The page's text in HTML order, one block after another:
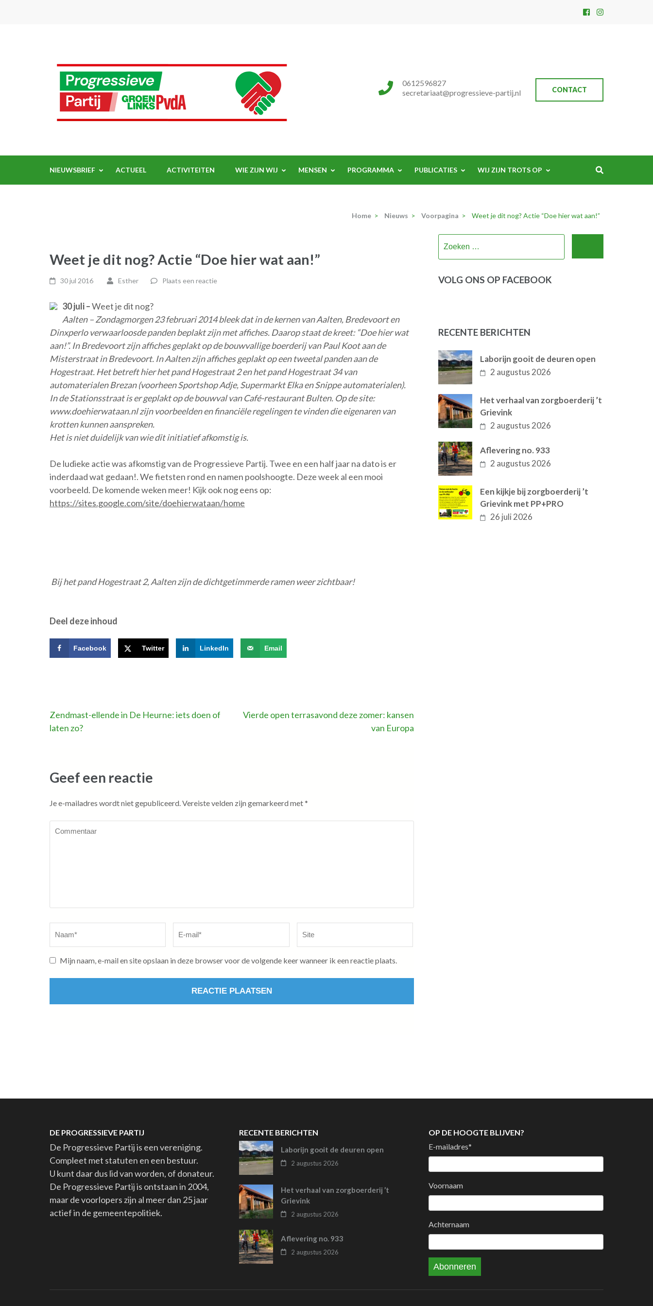
CONTACT
0612596827
secretariaat@progressieve-partij.nl
NIEUWSBRIEF ACTUEEL ACTIVITEITEN WIE ZIJN WIJ MENSEN PROGRAMMA PUBLICATIES WIJ ZIJN TROTS OP
Home > Nieuws > Voorpagina > Weet je dit nog? Actie “Doe hier wat aan!”
Weet je dit nog? Actie “Doe hier wat aan!”
30 jul 2016 Esther Plaats een reactie
30 juli –Weet je dit nog?
Aalten – Zondagmorgen 23 februari 2014 bleek dat in de kernen van Aalten, Bredevoort en
Dinxperlo verwaarloosde panden beplakt zijn met affiches. Daarop staat de kreet: “Doe hier wat
aan!”. In Bredevoort zijn affiches geplakt op de bouwvallige boerderij van Paul Koot aan de
Misterstraat in Bredevoort. In Aalten zijn affiches geplakt op een tweetal panden aan de
Hogestraat. Het betreft hier het pand Hogestraat 2 en het pand Hogestraat 34 van
automaterialen Brezan (voorheen Sportshop Adje, Supermarkt Elka en Snippe automaterialen).
In de Stationsstraat is er geplakt op de bouwval van Café-restaurant Bulten. Op de site:
www.doehierwataan.nl zijn voorbeelden en financiële regelingen te vinden die eigenaren van
krotten kunnen aanspreken.
Het is niet duidelijk van wie dit initiatief afkomstig is.
De ludieke actie was afkomstig van de Progressieve Partij. Twee en een half jaar na dato is er
inderdaad wat gedaan!. We fietsten rond en namen poolshoogte. Deze week al een mooi
voorbeeld. De komende weken meer! Kijk ook nog eens op:
https://sites.google.com/site/doehierwataan/home
Bij het pand Hogestraat 2, Aalten zijn de dichtgetimmerde ramen weer zichtbaar!
Deel deze inhoud
Facebook Twitter LinkedIn Email
Bericht
navigatie
Zendmast-ellende in De Heurne: iets doen of
laten zo?
Vierde open terrasavond deze zomer: kansen
van Europa
Geef een reactie
Je e-mailadres wordt niet gepubliceerd. Vereiste velden zijn gemarkeerd met*
mail*
Mijn naam, e-mail en site opslaan in deze browser voor de volgende keer wanneer ik een reactie plaats.
VOLG ONS OP FACEBOOK
RECENTE BERICHTEN
Laborijn gooit de deuren open
2 augustus 2026
Het verhaal van zorgboerderij ’t
Grievink
2 augustus 2026
Aflevering no. 933
2 augustus 2026
Een kijkje bij zorgboerderij ’t
Grievink met PP+PRO
26 juli 2026
DE PROGRESSIEVE PARTIJ
De Progressieve Partij is een vereniging.
Compleet met statuten en een bestuur.
U kunt daar dus lid van worden, of donateur.
De Progressieve Partij is ontstaan in 2004,
maar de voorlopers zijn al meer dan 25 jaar
actief in de gemeentepolitiek.
RECENTE BERICHTEN
Laborijn gooit de deuren open
2 augustus 2026
Het verhaal van zorgboerderij ’t
Grievink
2 augustus 2026
Aflevering no. 933
2 augustus 2026
OP DE HOOGTE BLIJVEN?
E-mailadres*
Voornaam
Achternaam
Abonneren